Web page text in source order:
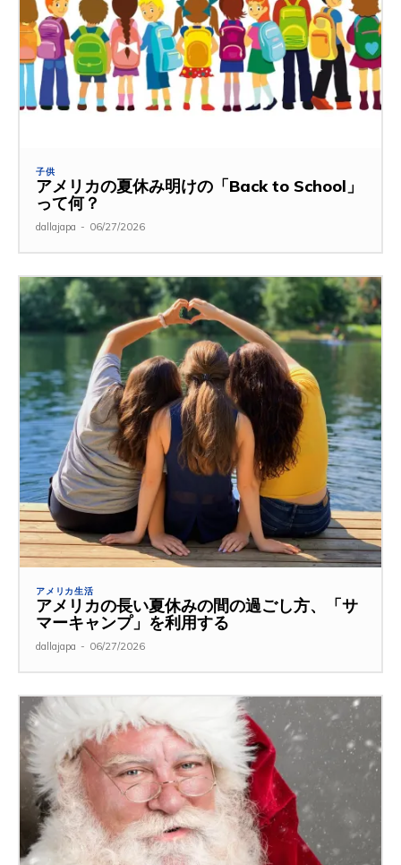
子供
アメリカの夏休み明けの「Back to School」
って何？
dallajapa - 06/27/2026
アメリカ生活
アメリカの長い夏休みの間の過ごし方、「サ
マーキャンプ」を利用する
dallajapa - 06/27/2026